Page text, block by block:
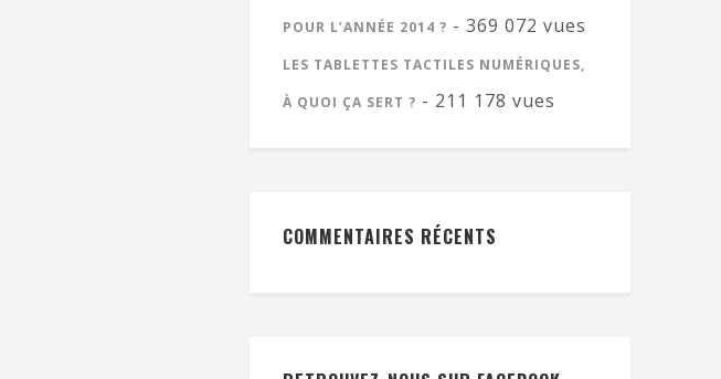
POUR L’ANNÉE 2014 ? - 369 072 vues
LES TABLETTES TACTILES NUMÉRIQUES,
À QUOI ÇA SERT ? - 211 178 vues
COMMENTAIRES RÉCENTS